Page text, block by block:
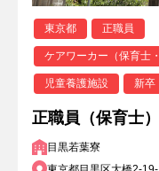
東京都 正職員
ケアワーカー（保育士
児童養護施設 新卒
正職員（保育士
目黒若葉寮